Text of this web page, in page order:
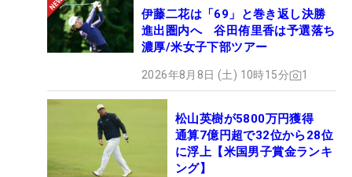
伊藤二花は「69」と巻き返し決勝
進出圏内へ 谷田侑里香は予選落ち
濃厚/米女子下部ツアー
2026年8月8日 (土) 10時15分 1
松山英樹が5800万円獲得
通算7億円超で32位から28位
に浮上【米国男子賞金ランキ
ング】